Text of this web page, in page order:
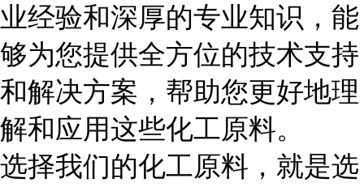
业经验和深厚的专业知识，能
够为您提供全方位的技术支持
和解决方案，帮助您更好地理
解和应用这些化工原料。
选择我们的化工原料，就是选